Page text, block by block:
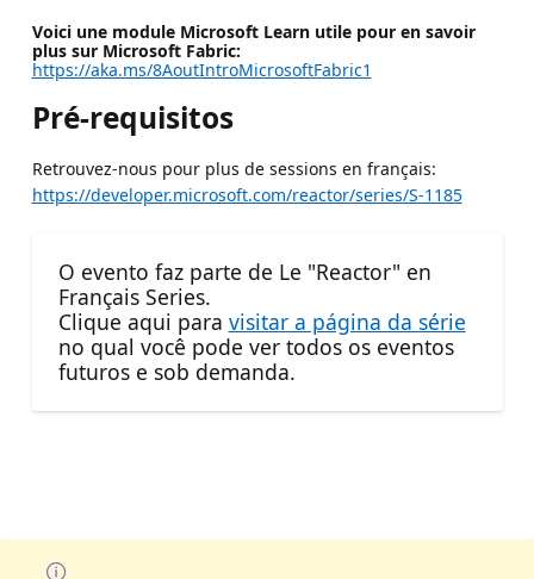
Voici une module Microsoft Learn utile pour en savoir
plus sur Microsoft Fabric:
https://aka.ms/8AoutIntroMicrosoftFabric1
Pré-requisitos
Retrouvez-nous pour plus de sessions en français:
https://developer.microsoft.com/reactor/series/S-1185
O evento faz parte de Le "Reactor" en
Français Series.
Clique aqui para visitar a página da série
no qual você pode ver todos os eventos
futuros e sob demanda.